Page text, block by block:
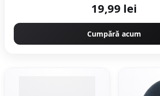
19,99 lei
Cumpără acum